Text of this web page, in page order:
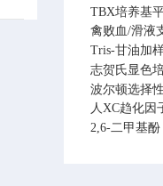
TBX培养基
禽败血/滑液
Tris-甘油加
志贺氏显色
波尔顿选择
人XC趋化因
2,6-二甲基酚